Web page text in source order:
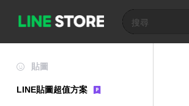
貼圖
LINE貼圖超值方案